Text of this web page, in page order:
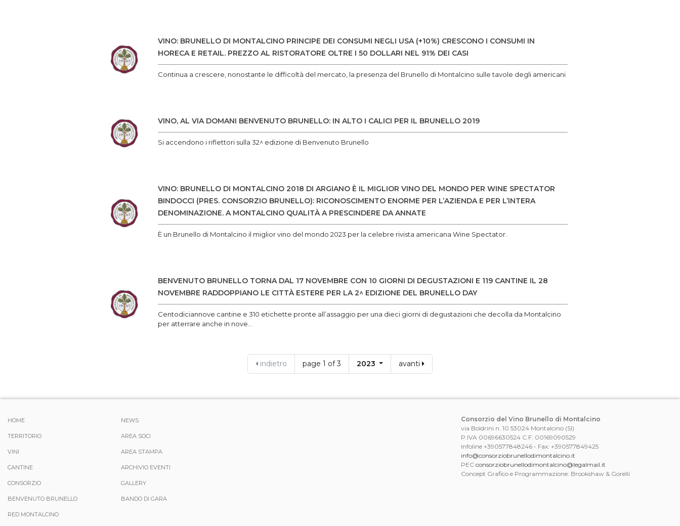
VINO: BRUNELLO DI MONTALCINO PRINCIPE DEI CONSUMI NEGLI USA (+10%) CRESCONO I CONSUMI IN
HORECA E RETAIL. PREZZO AL RISTORATORE OLTRE I 50 DOLLARI NEL 91% DEI CASI
Continua a crescere, nonostante le difficoltà del mercato, la presenza del Brunello di Montalcino sulle tavole degli americani
VINO, AL VIA DOMANI BENVENUTO BRUNELLO: IN ALTO I CALICI PER IL BRUNELLO 2019
Si accendono i riflettori sulla 32^ edizione di Benvenuto Brunello
VINO: BRUNELLO DI MONTALCINO 2018 DI ARGIANO È IL MIGLIOR VINO DEL MONDO PER WINE SPECTATOR
BINDOCCI (PRES. CONSORZIO BRUNELLO): RICONOSCIMENTO ENORME PER L’AZIENDA E PER L’INTERA
DENOMINAZIONE. A MONTALCINO QUALITÀ A PRESCINDERE DA ANNATE
È un Brunello di Montalcino il miglior vino del mondo 2023 per la celebre rivista americana Wine Spectator.
BENVENUTO BRUNELLO TORNA DAL 17 NOVEMBRE CON 10 GIORNI DI DEGUSTAZIONI E 119 CANTINE IL 28
NOVEMBRE RADDOPPIANO LE CITTÀ ESTERE PER LA 2^ EDIZIONE DEL BRUNELLO DAY
Centodiciannove cantine e 310 etichette pronte all’assaggio per una dieci giorni di degustazioni che decolla da Montalcino
per atterrare anche in nove...
indietro page 1 of 3 2023 avanti
HOME
TERRITORIO
VINI
CANTINE
CONSORZIO
BENVENUTO BRUNELLO
RED MONTALCINO
NEWS
AREA SOCI
AREA STAMPA
ARCHIVIO EVENTI
GALLERY
BANDO DI GARA
Consorzio del Vino Brunello di Montalcino
via Boldrini n. 10 53024 Montalcino (SI)
P.IVA 00696630524 C.F. 00169090529
Infoline +390577848246 - Fax: +390577849425
info@consorziobrunellodimontalcino.it
PEC consorziobrunellodimontalcino@legalmail.it
Concept Grafico e Programmazione: Brookshaw & Gorelli